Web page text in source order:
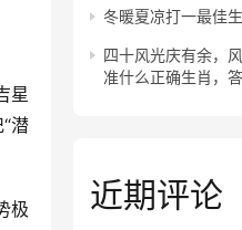
星
潜
极
冬暖夏凉打一最佳
四十风光庆有余，
准什么正确生肖，
近期评论